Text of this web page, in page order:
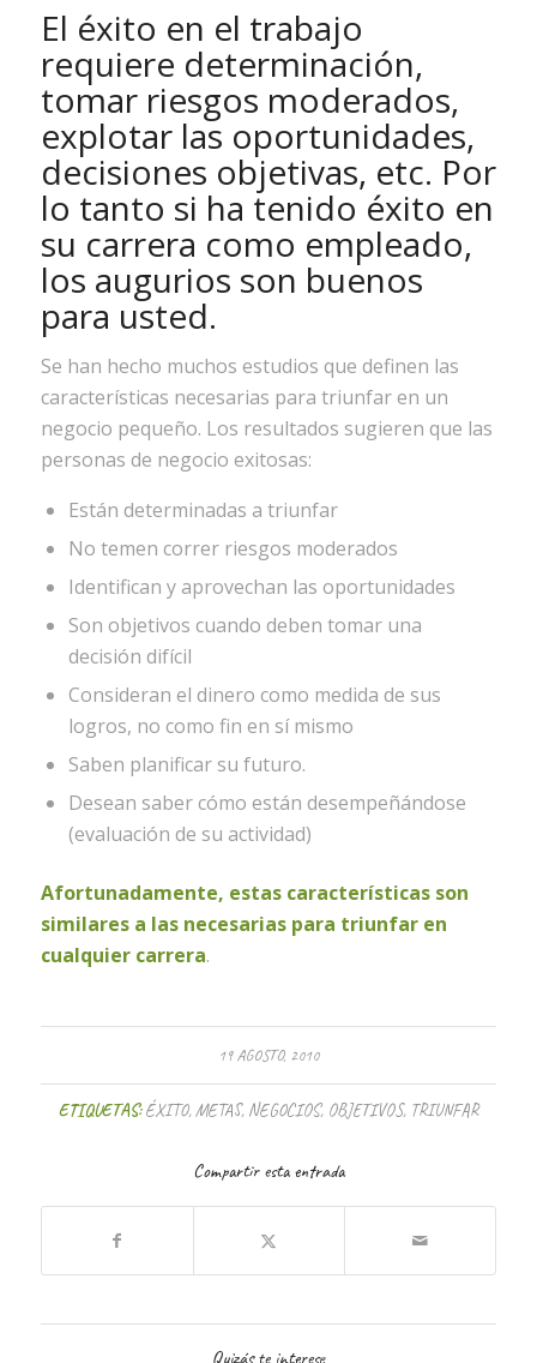
El éxito en el trabajo
requiere determinación,
tomar riesgos moderados,
explotar las oportunidades,
decisiones objetivas, etc. Por
lo tanto si ha tenido éxito en
su carrera como empleado,
los augurios son buenos
para usted.
Se han hecho muchos estudios que definen las
características necesarias para triunfar en un
negocio pequeño. Los resultados sugieren que las
personas de negocio exitosas:
Están determinadas a triunfar
No temen correr riesgos moderados
Identifican y aprovechan las oportunidades
Son objetivos cuando deben tomar una
decisión difícil
Consideran el dinero como medida de sus
logros, no como fin en sí mismo
Saben planificar su futuro.
Desean saber cómo están desempeñándose
(evaluación de su actividad)
Afortunadamente, estas características son
similares a las necesarias para triunfar en
cualquier carrera.
19 AGOSTO, 2010
ETIQUETAS: ÉXITO,METAS, NEGOCIOS, OBJETIVOS, TRIUNFAR
Compartir esta entrada
Quizás te interese